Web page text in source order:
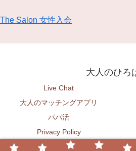
The Salon 女性入会
大人のひろ
Live Chat
大人のマッチングアプリ
パパ活
Privacy Policy
© 2026 大人のひ